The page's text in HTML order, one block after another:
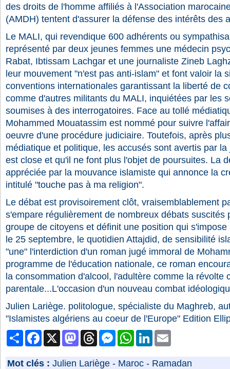
des droits de l'homme affiliés à l'Association
(AMDH) tentent d'assurer la défense des intérêts des
Le MALI, qui revendique 600 adhérents ou
représenté par deux jeunes femmes une médecin
Rabat, Ibtissam Lachgar et une journaliste Zineb
leur mouvement "n'est pas anti-islam" et font valoir la
conventions internationales garantissant la liberté de
comme d'autres militants du MALI, inquiétées par les
soumises à des interrogatoires. Face au tollé
Mohammed Mouatassim est nommé pour suivre
oeuvre d'une procédure judiciaire. Toutefois, après
médiatique et politique, les accusés sont avertis par
est close et qu'il ne font plus l'objet de poursuites. La
appréciée par la mouvance islamiste qui annonce la
intitulé "touche pas à ma religion".
Le débat est provisoirement clôt, vraisemblablement
s'empare régulièrement de nombreux débats suscités
groupe de citoyens et définit une position qui
le 25 septembre, le quotidien Attajdid, de sensibilité
"une" l'interdiction d'un roman jugé immoral de
programme de l'éducation nationale, ce roman
la consommation d'alcool, l'adultère comme la révolte
parentale...L'occasion d'un nouveau combat
Julien Lariège. politologue, spécialiste du Maghreb,
"Islamistes algériens au coeur de l'Europe" Edition
PartagerFacebook MastodonThreads MessengerWhatsAppLinkedIn
Mot clés : Julien Lariège - Maroc - Ramadan